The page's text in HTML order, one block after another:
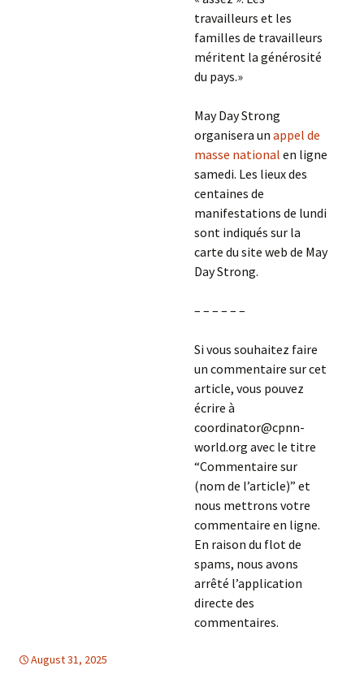
travailleurs et les
familles de travailleurs
méritent la générosité
du pays.»
May Day Strong
organisera un appel de
masse national en ligne
samedi. Les lieux des
centaines de
manifestations de lundi
sont indiqués sur la
carte du site web de May
Day Strong.
– – – – – –
Si vous souhaitez faire
un commentaire sur cet
article, vous pouvez
écrire à
coordinator@cpnn-
world.org avec le titre
“Commentaire sur
(nom de l’article)” et
nous mettrons votre
commentaire en ligne.
En raison du flot de
spams, nous avons
arrêté l’application
directe des
commentaires.
August 31, 2025